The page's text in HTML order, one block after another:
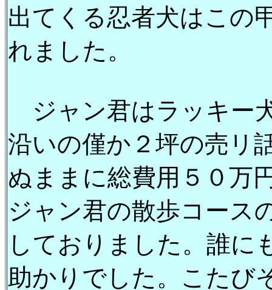
出てくる忍者犬はこの
れました。
ジャン君はラッキー
沿いの僅か２坪の売リ
ぬままに総費用５０万
ジャン君の散歩コース
しておりました。誰に
助かりでした。こたび